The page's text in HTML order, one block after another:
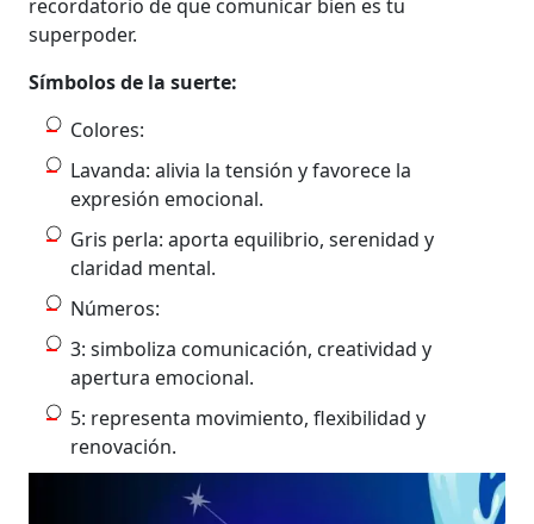
recordatorio de que comunicar bien es tu
superpoder.
Símbolos de la suerte:
Colores:
Lavanda: alivia la tensión y favorece la
expresión emocional.
Gris perla: aporta equilibrio, serenidad y
claridad mental.
Números:
3: simboliza comunicación, creatividad y
apertura emocional.
5: representa movimiento, flexibilidad y
renovación.